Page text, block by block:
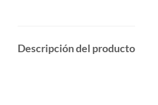
Descripción del producto